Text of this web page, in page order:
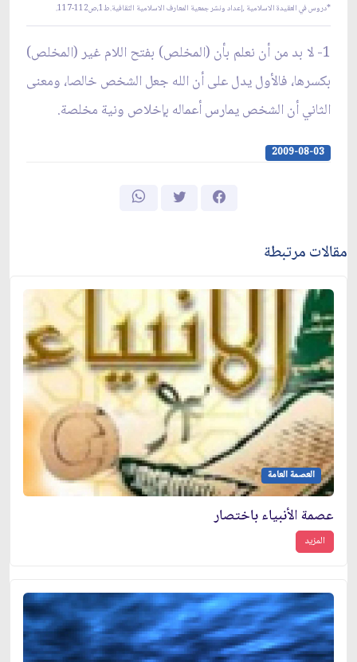
*دروس في العقيدة الاسلامية ،إعداد ونشر جمعية المعارف الاسلامية الثقافية.ط1،ص112-117.
1- لا بد من أن نعلم بأن (المخلص) بفتح اللام غير (المخلص)
بكسرها، فالأول يدل على أن الله جعل الشخص خالصا، ومعنى
الثاني أن الشخص يمارس أعماله بإخلاص ونية مخلصة.
2009-08-03
مقالات مرتبطة
العصمة العامة
عصمة الأنبياء باختصار
المزيد